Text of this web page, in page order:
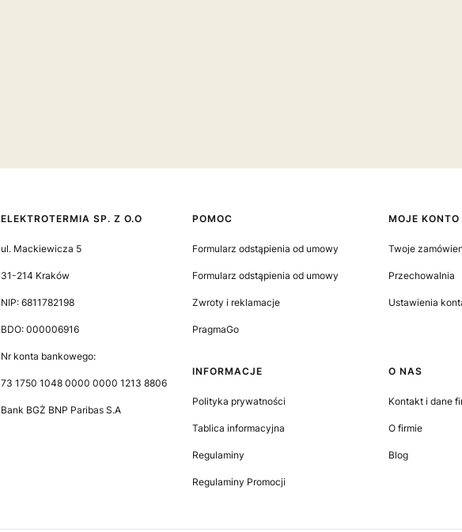
ELEKTROTERMIA SP. Z O.O
ul. Mackiewicza 5
31-214 Kraków
NIP: 6811782198
BDO: 000006916
Nr konta bankowego:
73 1750 1048 0000 0000 1213 8806
Bank BGŻ BNP Paribas S.A
Linki w stopce
POMOC
Formularz odstąpienia od umowy
Formularz odstąpienia od umowy
Zwroty i reklamacje
PragmaGo
MOJE KONTO
Twoje
Przechowalnia
Ustawienia
INFORMACJE
Polityka prywatności
Tablica informacyjna
Regulaminy
Regulaminy Promocji
O NAS
Kontakt i dane
O firmie
Blog